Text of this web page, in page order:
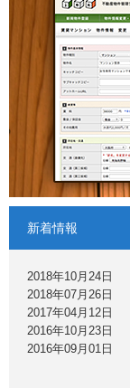
新着情報
2018年10月24日
2018年07月26日
2017年04月12日
2016年10月23日
2016年09月01日